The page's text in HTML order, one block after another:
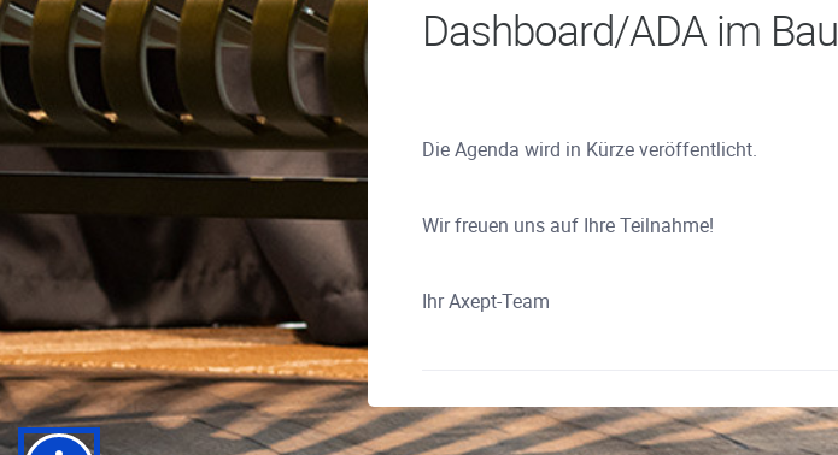
Dashboard/ADA im Bau
Die Agenda wird in Kürze veröffentlicht.
Wir freuen uns auf Ihre Teilnahme!
Ihr Axept-Team